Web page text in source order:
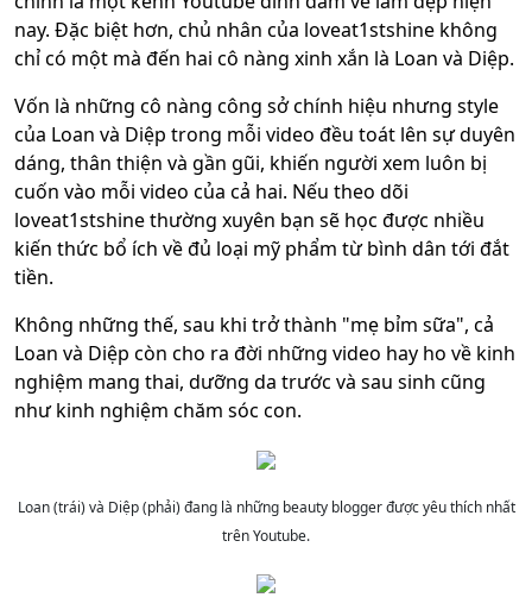
nay. Đặc biệt hơn, chủ nhân của loveat1stshine không
chỉ có một mà đến hai cô nàng xinh xắn là Loan và Diệp.
Vốn là những cô nàng công sở chính hiệu nhưng style
của Loan và Diệp trong mỗi video đều toát lên sự duyên
dáng, thân thiện và gần gũi, khiến người xem luôn bị
cuốn vào mỗi video của cả hai. Nếu theo dõi
loveat1stshine thường xuyên bạn sẽ học được nhiều
kiến thức bổ ích về đủ loại mỹ phẩm từ bình dân tới đắt
tiền.
Không những thế, sau khi trở thành "mẹ bỉm sữa", cả
Loan và Diệp còn cho ra đời những video hay ho về kinh
nghiệm mang thai, dưỡng da trước và sau sinh cũng
như kinh nghiệm chăm sóc con.
Loan (trái) và Diệp (phải) đang là những beauty blogger được yêu thích nhất
trên Youtube.